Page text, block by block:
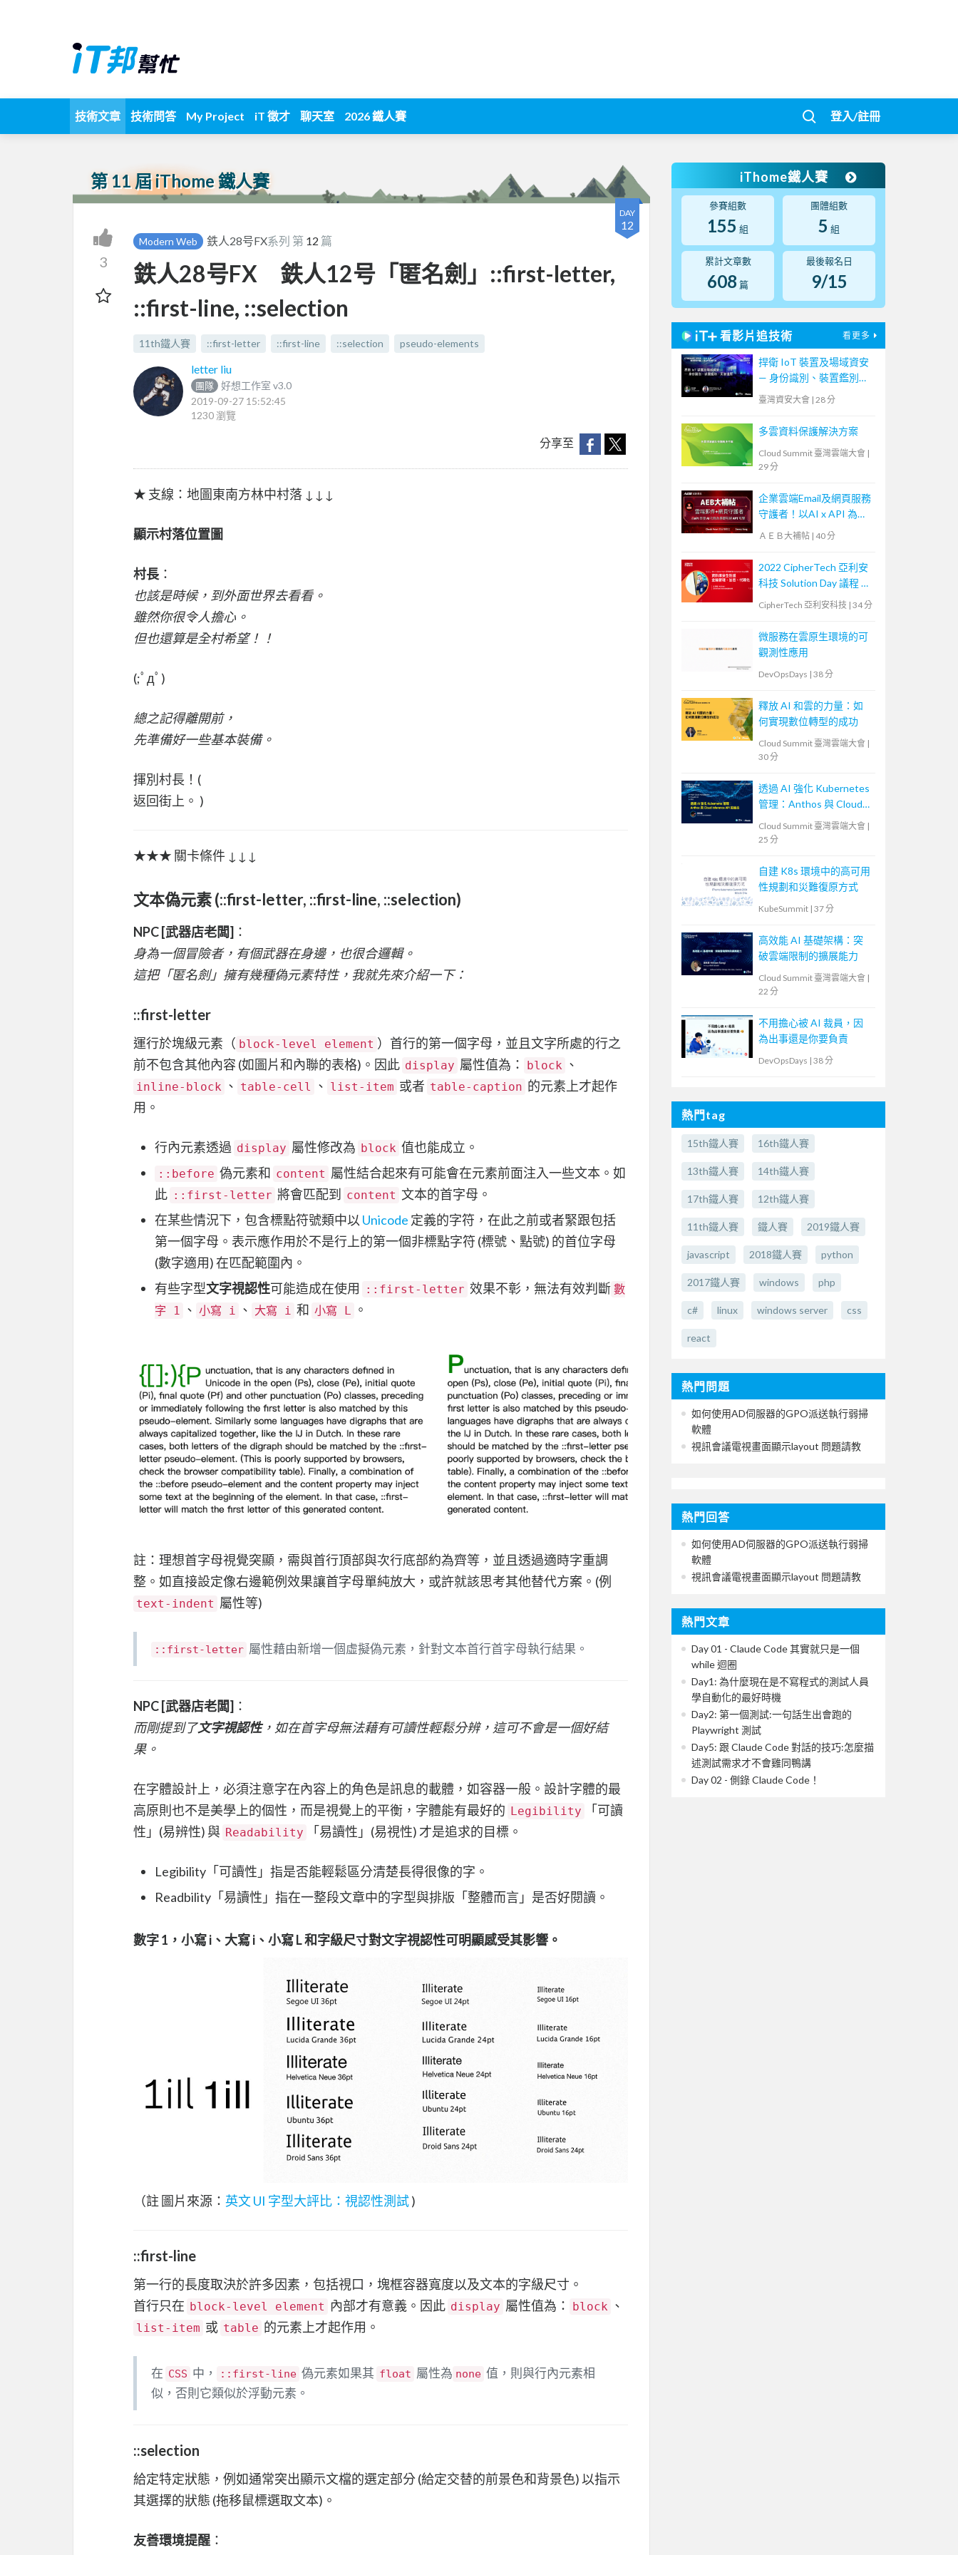
技術文章 技術問答 My Project iT 徵才 聊天室 2026 鐵人賽 登入/註冊
第 11 屆 iThome 鐵人賽
DAY
12
3
Modern Web 鉄人28号FX系列 第 12 篇
鉄人28号FX 鉄人12号「匿名劍」::first-letter,
::first-line, ::selection
11th鐵人賽 ::first-letter ::first-line ::selection pseudo-elements
letter liu
團隊
好想工作室 v3.0
2019-09-27 15:52:45
1230 瀏覽
分享至
★ 支線：地圖東南方林中村落 ↓↓↓
顯示村落位置圖
村長 ：
也該是時候，到外面世界去看看。
雖然你很令人擔心。
但也還算是全村希望！！
(;ﾟдﾟ)
總之記得離開前，
先準備好一些基本裝備。
揮別村長！(
返回街上。 )
★★★ 關卡條件 ↓↓↓
文本偽元素 (::first-letter, ::first-line, ::selection)
NPC [武器店老闆] ：
身為一個冒險者，有個武器在身邊，也很合邏輯。
這把「匿名劍」擁有幾種偽元素特性，我就先來介紹一下：
::first-letter
運行於塊級元素（ block-level element ）首行的第一個字母，並且文字所處的行之
前不包含其他內容 (如圖片和內聯的表格)。因此 display 屬性值為： block 、
inline-block 、 table-cell 、 list-item 或者 table-caption 的元素上才起作
用。
行內元素透過 display 屬性修改為 block 值也能成立。
::before 偽元素和 content 屬性結合起來有可能會在元素前面注入一些文本。如
此 ::first-letter 將會匹配到 content 文本的首字母。
在某些情況下，包含標點符號類中以 Unicode 定義的字符，在此之前或者緊跟包括
第一個字母。表示應作用於不是行上的第一個非標點字符 (標號、點號) 的首位字母
(數字適用) 在匹配範圍內。
有些字型文字視認性可能造成在使用 ::first-letter 效果不彰，無法有效判斷 數
字 1
、 小寫 i 、 大寫 i 和 小寫 L 。
註：理想首字母視覺突顯，需與首行頂部與次行底部約為齊等，並且透過適時字重調
整。如直接設定像右邊範例效果讓首字母單純放大，或許就該思考其他替代方案。(例
text-indent 屬性等)
::first-letter 屬性藉由新增一個虛擬偽元素，針對文本首行首字母執行結果。
NPC [武器店老闆] ：
而剛提到了文字視認性，如在首字母無法藉有可讀性輕鬆分辨，這可不會是一個好結
果。
在字體設計上，必須注意字在內容上的角色是訊息的載體，如容器一般。設計字體的最
高原則也不是美學上的個性，而是視覺上的平衡，字體能有最好的 Legibility
「可讀
性」(易辨性) 與 Readability 「易讀性」(易視性) 才是追求的目標。
Legibility「可讀性」指是否能輕鬆區分清楚長得很像的字。
Readbility「易讀性」指在一整段文章中的字型與排版「整體而言」是否好閱讀。
數字 1，小寫 i、大寫 i、小寫 L 和字級尺寸對文字視認性可明顯感受其影響。
（註 圖片來源： 英文 UI 字型大評比：視認性測試)
::first-line
第一行的長度取決於許多因素，包括視口，塊框容器寬度以及文本的字級尺寸。
首行只在 block-level element 內部才有意義。因此 display 屬性值為： block 、
list-item 或 table 的元素上才起作用。
在 CSS 中， ::first-line 偽元素如果其 float 屬性為 none 值，則與行內元素相
似，否則它類似於浮動元素。
::selection
給定特定狀態，例如通常突出顯示文檔的選定部分 (給定交替的前景色和背景色) 以指示
其選擇的狀態 (拖移鼠標選取文本)。
友善環境提醒 ：
iThome鐵人賽
參賽組數
155 組
團體組數
5 組
累計文章數
608 篇
最後報名日
9/15
看影片追技術 看更多
捍衛 IoT 裝置及場域資安
— 身份識別、裝置鑑別、
災害還原
臺灣資安大會 | 28 分
多雲資料保護解決方案
Cloud Summit 臺灣雲端大會 |
29 分
企業雲端Email及網頁服務
守護者！以AI x API 為基
礎阻絕APT攻擊【宏碁資
ＡＥＢ大補帖 | 40 分
2022 CipherTech 亞利安
科技 Solution Day 議程 —
資料庫安全防護，金鑰管
CipherTech 亞利安科技 | 34 分
微服務在雲原生環境的可
觀測性應用
DevOpsDays | 38 分
釋放 AI 和雲的力量：如
何實現數位轉型的成功
Cloud Summit 臺灣雲端大會 |
30 分
透過 AI 強化 Kubernetes
管理：Anthos 與 Cloud
Inference API 的結合
Cloud Summit 臺灣雲端大會 |
25 分
自建 K8s 環境中的高可用
性規劃和災難復原方式
KubeSummit | 37 分
高效能 AI 基礎架構：突
破雲端限制的擴展能力
Cloud Summit 臺灣雲端大會 |
22 分
不用擔心被 AI 裁員，因
為出事還是你要負責
DevOpsDays | 38 分
熱門tag
15th鐵人賽 16th鐵人賽
13th鐵人賽 14th鐵人賽
17th鐵人賽 12th鐵人賽
11th鐵人賽 鐵人賽 2019鐵人賽
javascript 2018鐵人賽 python
2017鐵人賽 windows php
c# linux windows server css
react
熱門問題
如何使用AD伺服器的GPO派送執行弱掃
軟體
視訊會議電視畫面顯示layout 問題請教
熱門回答
如何使用AD伺服器的GPO派送執行弱掃
軟體
視訊會議電視畫面顯示layout 問題請教
熱門文章
Day 01 - Claude Code 其實就只是一個
while 迴圈
Day1: 為什麼現在是不寫程式的測試人員
學自動化的最好時機
Day2: 第一個測試:一句話生出會跑的
Playwright 測試
Day5: 跟 Claude Code 對話的技巧:怎麼描
述測試需求才不會雞同鴨講
Day 02 - 側錄 Claude Code！